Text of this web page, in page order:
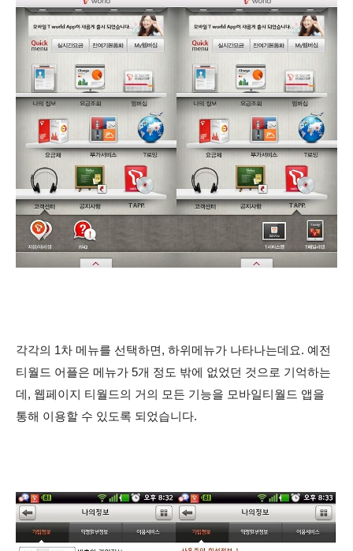
각각의 1차 메뉴를 선택하면, 하위메뉴가 나타나는데요. 예전
티월드 어플은 메뉴가 5개 정도 밖에 없었던 것으로 기억하는
데, 웹페이지 티월드의 거의 모든 기능을 모바일티월드 앱을
통해 이용할 수 있도록 되었습니다.